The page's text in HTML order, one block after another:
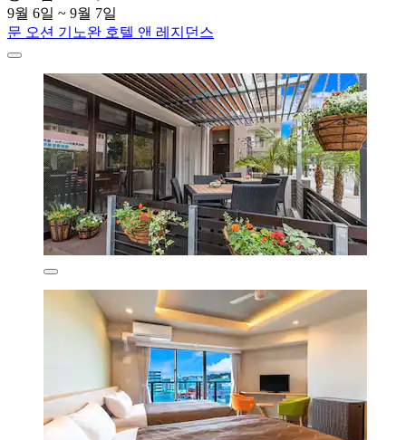
9월 6일 ~ 9월 7일
문 오션 기노완 호텔 앤 레지던스